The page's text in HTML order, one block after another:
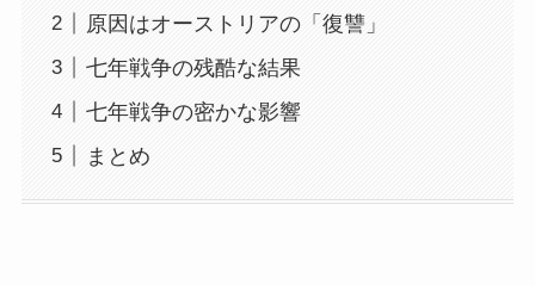
原因はオーストリアの「復讐」
七年戦争の残酷な結果
七年戦争の密かな影響
まとめ